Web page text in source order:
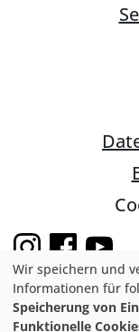
© 2026
Wir speichern und
Informationen für
Speicherung von
Funktionelle